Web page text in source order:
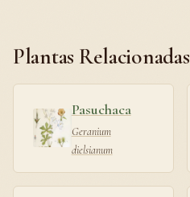
Plantas Relacionadas
Pasuchaca
Geranium
dielsianum